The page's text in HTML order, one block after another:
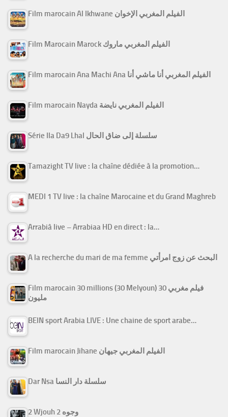
Film marocain Al Ikhwane الفيلم المغربي الإخوان
Film Marocain Marock الفيلم المغربي ماروك
Film marocain Ana Machi Ana الفيلم المغربي أنا ماشي أنا
Film marocain Nayda الفيلم المغربي نايضة
Série Ila Da9 Lhal سلسلة إلى ضاق الحال
Tamazight TV live : la chaîne dédiée à la promotion…
MEDI 1 TV live : la chaîne Marocaine et du Grand Maghreb
Arrabiâ live – Arrabiaa HD en direct : la…
A la recherche du mari de ma femme البحث عن زوج امرأتي
Film marocain 30 millions (30 Melyoun) فيلم مغربي 30
مليون
BEIN sport Arabia LIVE : Une chaine de sport arabe…
Film marocain Jihane الفيلم المغربي جيهان
Dar Nsa سلسلة دار النسا
2 Wjouh 2 وجوه